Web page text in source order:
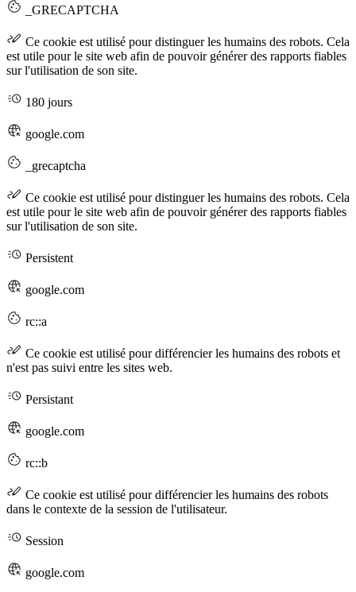
_GRECAPTCHA
Ce cookie est utilisé pour distinguer les humains des robots. Cela
est utile pour le site web afin de pouvoir générer des rapports fiables
sur l'utilisation de son site.
180 jours
google.com
_grecaptcha
Ce cookie est utilisé pour distinguer les humains des robots. Cela
est utile pour le site web afin de pouvoir générer des rapports fiables
sur l'utilisation de son site.
Persistent
google.com
rc::a
Ce cookie est utilisé pour différencier les humains des robots et
n'est pas suivi entre les sites web.
Persistant
google.com
rc::b
Ce cookie est utilisé pour différencier les humains des robots
dans le contexte de la session de l'utilisateur.
Session
google.com